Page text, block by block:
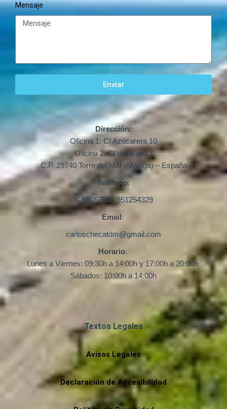
Mensaje
Enviar
Dirección:
Oficina 1: C/ Azucarera 10
Oficina 2:C/ del Mar 23
C.P. 29740 Torre del Mar (Málaga) – España
Teléfono:
606505788/951254329
Email:
carloschecatdm@gmail.com
Horario:
Lunes a Viernes: 09:30h a 14:00h y 17:00h a 20:00h
Sábados: 10:00h a 14:00h
Textos Legales
Avisos Legales
Declaración de Accesibilidad